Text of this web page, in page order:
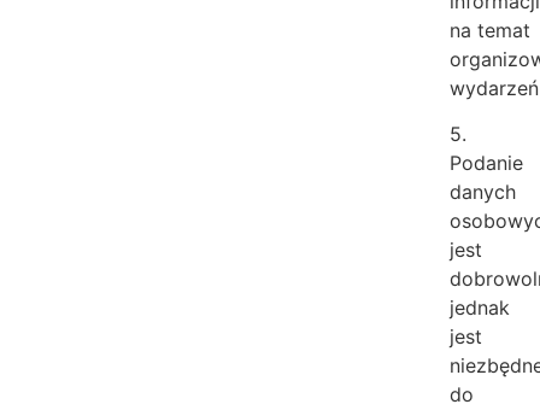
na temat
5.
Podanie
danych
jest
jednak
jest
do